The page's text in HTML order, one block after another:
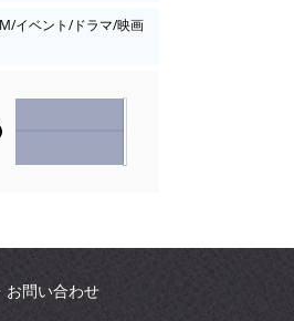
イベント/ドラマ/映画
Mute
Volume
お問い合わせ